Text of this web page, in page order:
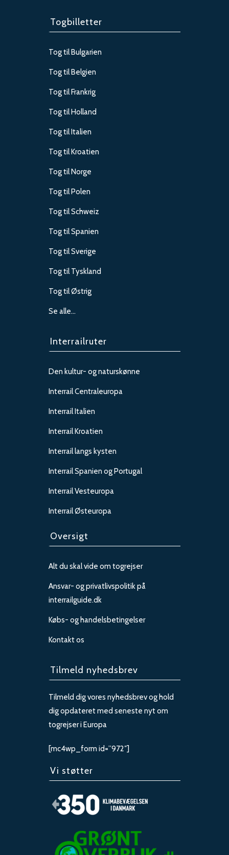
Togbilletter
Tog til Bulgarien
Tog til Belgien
Tog til Frankrig
Tog til Holland
Tog til Italien
Tog til Kroatien
Tog til Norge
Tog til Polen
Tog til Schweiz
Tog til Spanien
Tog til Sverige
Tog til Tyskland
Tog til Østrig
Se alle…
Interrailruter
Den kultur- og naturskønne
Interrail Centraleuropa
Interrail Italien
Interrail Kroatien
Interrail langs kysten
Interrail Spanien og Portugal
Interrail Vesteuropa
Interrail Østeuropa
Oversigt
Alt du skal vide om togrejser
Ansvar- og privatlivspolitik på
interrailguide.dk
Købs- og handelsbetingelser
Kontakt os
Tilmeld nyhedsbrev
Tilmeld dig vores nyhedsbrev og hold
dig opdateret med seneste nyt om
togrejser i Europa
[mc4wp_form id=”972″]
Vi støtter